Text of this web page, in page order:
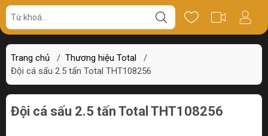
Trang chủ / Thương hiệu Total
/
Đội cá sấu 2.5 tấn Total THT108256
Giá bán Thông số Review
Đội cá sấu 2.5 tấn Total THT108256